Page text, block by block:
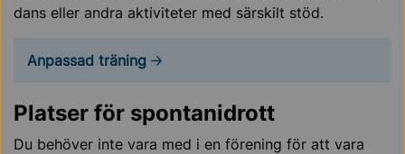
dans eller andra aktiviteter med särskilt stöd.
Anpassad träning
Platser för spontanidrott
Du behöver inte vara med i en förening för att vara